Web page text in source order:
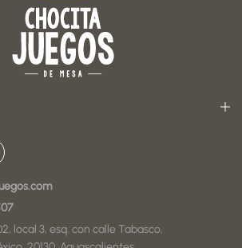
local 3, esq. con calle Tabasco,